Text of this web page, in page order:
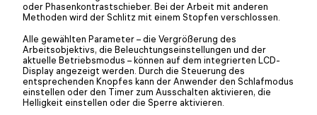
oder Phasenkontrastschieber. Bei der Arbeit mit anderen
Methoden wird der Schlitz mit einem Stopfen verschlossen.
Alle gewählten Parameter – die Vergrößerung des
Arbeitsobjektivs, die Beleuchtungseinstellungen und der
aktuelle Betriebsmodus – können auf dem integrierten LCD-
Display angezeigt werden. Durch die Steuerung des
entsprechenden Knopfes kann der Anwender den Schlafmodus
einstellen oder den Timer zum Ausschalten aktivieren, die
Helligkeit einstellen oder die Sperre aktivieren.